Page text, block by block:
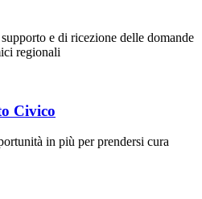
e di ricezione delle domande
regionali
Civico
in più per prendersi cura